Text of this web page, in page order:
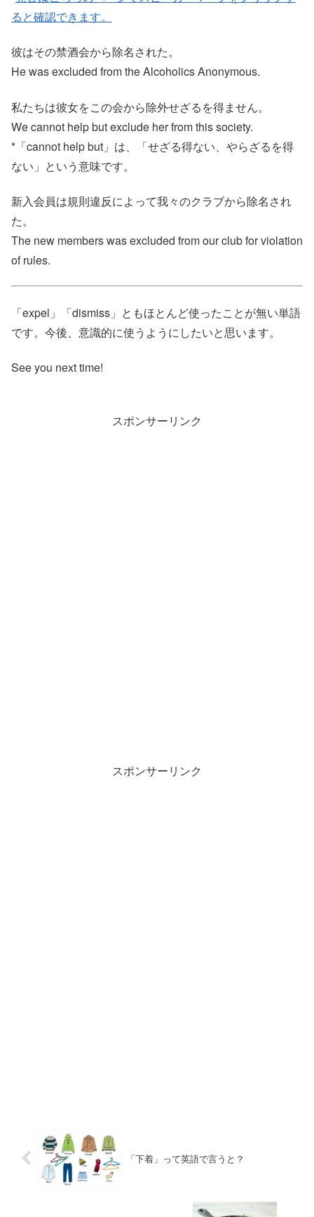
ると確認できます。
彼はその禁酒会から除名された。
He was excluded from the Alcoholics Anonymous.
私たちは彼女をこの会から除外せざるを得ません。
We cannot help but exclude her from this society.
*「cannot help but」は、「せざる得ない、やらざるを得
ない」という意味です。
新入会員は規則違反によって我々のクラブから除名され
た。
The new members was excluded from our club for violation
of rules.
「expel」「dismiss」ともほとんど使ったことが無い単語
です。今後、意識的に使うようにしたいと思います。
See you next time!
スポンサーリンク
スポンサーリンク
「下着」って英語で言うと？